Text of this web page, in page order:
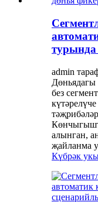
турында
admin
Дөньядагы
без
алынган,
җайланма
Күбрәк